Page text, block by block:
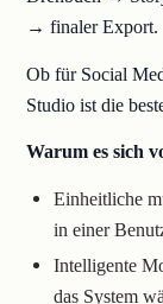
→ finaler Export.
Ob für Social
Studio ist die
Warum es sich
Einheitliche
in einer
Intelligente
das System